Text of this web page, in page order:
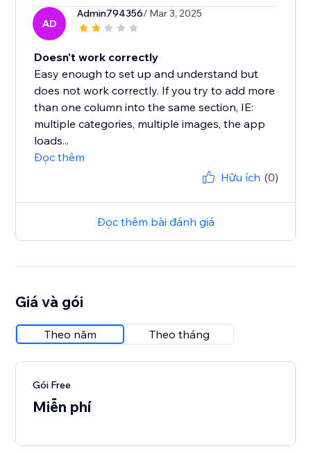
AD
Admin794356/ Mar 3, 2025
Doesn't work correctly
Easy enough to set up and understand but
does not work correctly. If you try to add more
than one column into the same section, IE:
multiple categories, multiple images, the app
loads...
Đọc thêm
Hữu ích (0)
Đọc thêm bài đánh giá
Giá và gói
Theo năm Theo tháng
Gói Free
Miễn phí